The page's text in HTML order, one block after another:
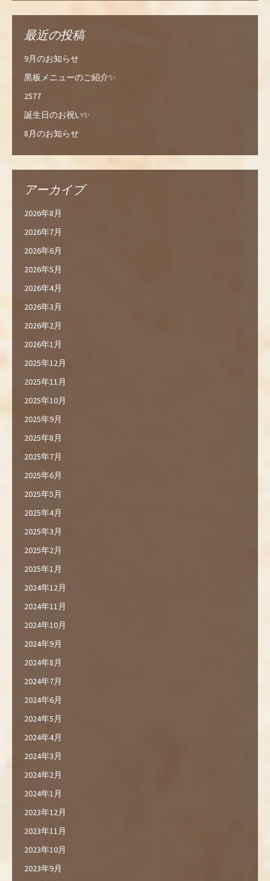
最近の投稿
9月のお知らせ
黒板メニューのご紹介✨
2577
誕生日のお祝い✨
8月のお知らせ
アーカイブ
2026年8月
2026年7月
2026年6月
2026年5月
2026年4月
2026年3月
2026年2月
2026年1月
2025年12月
2025年11月
2025年10月
2025年9月
2025年8月
2025年7月
2025年6月
2025年5月
2025年4月
2025年3月
2025年2月
2025年1月
2024年12月
2024年11月
2024年10月
2024年9月
2024年8月
2024年7月
2024年6月
2024年5月
2024年4月
2024年3月
2024年2月
2024年1月
2023年12月
2023年11月
2023年10月
2023年9月